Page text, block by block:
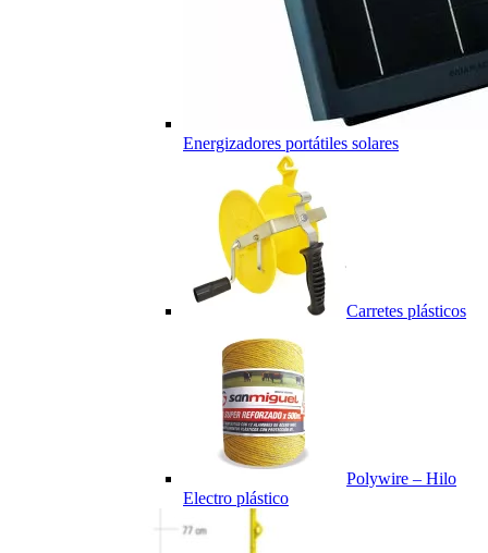
Energizadores portátiles solares
Carretes plásticos
Polywire – Hilo
Electro plástico